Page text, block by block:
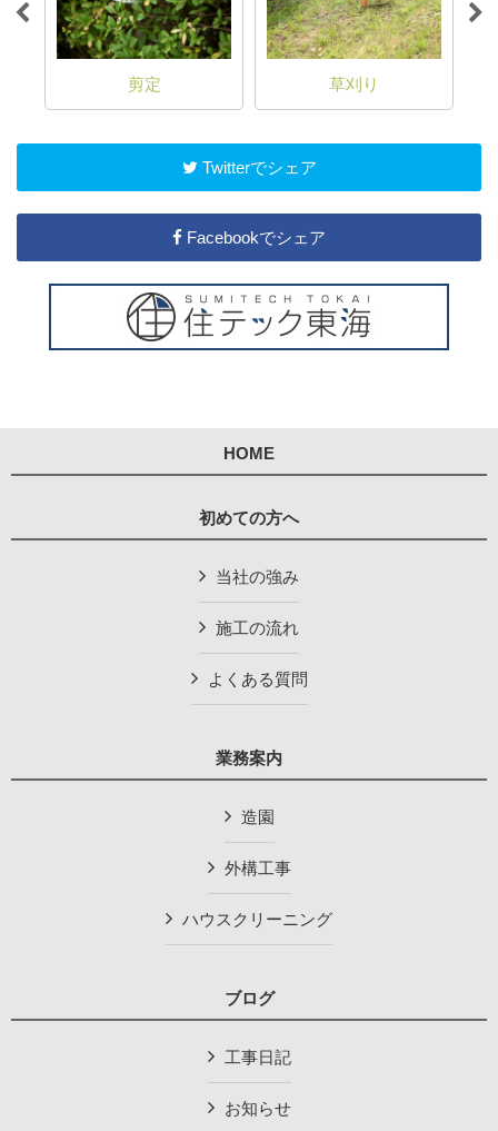
剪定 草刈り
Twitterでシェア
Facebookでシェア
HOME
初めての方へ
当社の強み
施工の流れ
よくある質問
業務案内
造園
外構工事
ハウスクリーニング
ブログ
工事日記
お知らせ